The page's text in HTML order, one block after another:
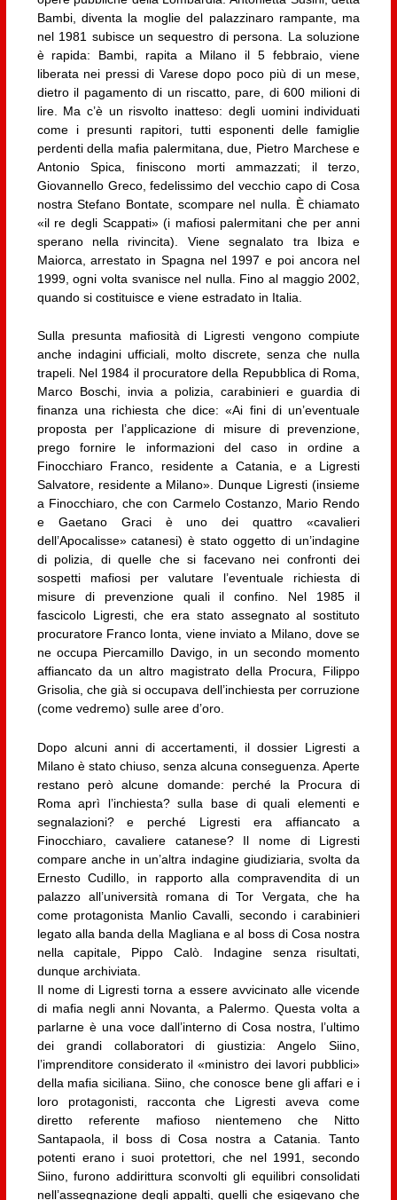
Bambi, diventa la moglie del palazzinaro rampante, ma
nel 1981 subisce un sequestro di persona. La soluzione
è rapida: Bambi, rapita a Milano il 5 febbraio, viene
liberata nei pressi di Varese dopo poco più di un mese,
dietro il pagamento di un riscatto, pare, di 600 milioni di
lire. Ma c’è un risvolto inatteso: degli uomini individuati
come i presunti rapitori, tutti esponenti delle famiglie
perdenti della mafia palermitana, due, Pietro Marchese e
Antonio Spica, finiscono morti ammazzati; il terzo,
Giovannello Greco, fedelissimo del vecchio capo di Cosa
nostra Stefano Bontate, scompare nel nulla. È chiamato
«il re degli Scappati» (i mafiosi palermitani che per anni
sperano nella rivincita). Viene segnalato tra Ibiza e
Maiorca, arrestato in Spagna nel 1997 e poi ancora nel
1999, ogni volta svanisce nel nulla. Fino al maggio 2002,
quando si costituisce e viene estradato in Italia.
Sulla presunta mafiosità di Ligresti vengono compiute
anche indagini ufficiali, molto discrete, senza che nulla
trapeli. Nel 1984 il procuratore della Repubblica di Roma,
Marco Boschi, invia a polizia, carabinieri e guardia di
finanza una richiesta che dice: «Ai fini di un’eventuale
proposta per l’applicazione di misure di prevenzione,
prego fornire le informazioni del caso in ordine a
Finocchiaro Franco, residente a Catania, e a Ligresti
Salvatore, residente a Milano». Dunque Ligresti (insieme
a Finocchiaro, che con Carmelo Costanzo, Mario Rendo
e Gaetano Graci è uno dei quattro «cavalieri
dell’Apocalisse» catanesi) è stato oggetto di un’indagine
di polizia, di quelle che si facevano nei confronti dei
sospetti mafiosi per valutare l’eventuale richiesta di
misure di prevenzione quali il confino. Nel 1985 il
fascicolo Ligresti, che era stato assegnato al sostituto
procuratore Franco Ionta, viene inviato a Milano, dove se
ne occupa Piercamillo Davigo, in un secondo momento
affiancato da un altro magistrato della Procura, Filippo
Grisolia, che già si occupava dell’inchiesta per corruzione
(come vedremo) sulle aree d’oro.
Dopo alcuni anni di accertamenti, il dossier Ligresti a
Milano è stato chiuso, senza alcuna conseguenza. Aperte
restano però alcune domande: perché la Procura di
Roma aprì l’inchiesta? sulla base di quali elementi e
segnalazioni? e perché Ligresti era affiancato a
Finocchiaro, cavaliere catanese? Il nome di Ligresti
compare anche in un’altra indagine giudiziaria, svolta da
Ernesto Cudillo, in rapporto alla compravendita di un
palazzo all’università romana di Tor Vergata, che ha
come protagonista Manlio Cavalli, secondo i carabinieri
legato alla banda della Magliana e al boss di Cosa nostra
nella capitale, Pippo Calò. Indagine senza risultati,
dunque archiviata.
Il nome di Ligresti torna a essere avvicinato alle vicende
di mafia negli anni Novanta, a Palermo. Questa volta a
parlarne è una voce dall’interno di Cosa nostra, l’ultimo
dei grandi collaboratori di giustizia: Angelo Siino,
l’imprenditore considerato il «ministro dei lavori pubblici»
della mafia siciliana. Siino, che conosce bene gli affari e i
loro protagonisti, racconta che Ligresti aveva come
diretto referente mafioso nientemeno che Nitto
Santapaola, il boss di Cosa nostra a Catania. Tanto
potenti erano i suoi protettori, che nel 1991, secondo
Siino, furono addirittura sconvolti gli equilibri consolidati
nell’assegnazione degli appalti, quelli che esigevano che